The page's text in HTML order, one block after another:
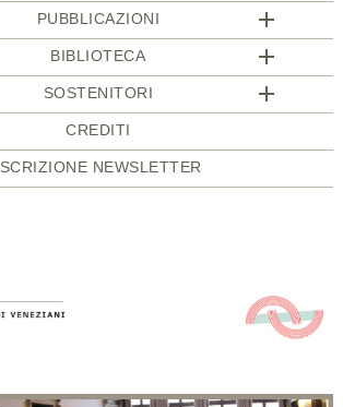
PUBBLICAZIONI
BIBLIOTECA
SOSTENITORI
CREDITI
ISCRIZIONE NEWSLETTER